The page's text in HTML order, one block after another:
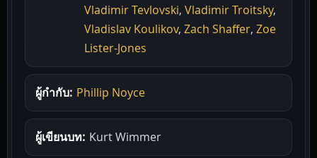
Vladimir Tevlovski, Vladimir Troitsky,
Vladislav Koulikov, Zach Shaffer, Zoe
Lister-Jones
ผู้กำกับ: Phillip Noyce
ผู้เขียนบท: Kurt Wimmer